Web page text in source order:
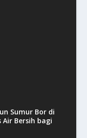
Sumur Bor di
Air Bersih bagi